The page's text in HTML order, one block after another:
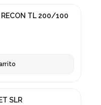
RECON TL 200/100
SLR